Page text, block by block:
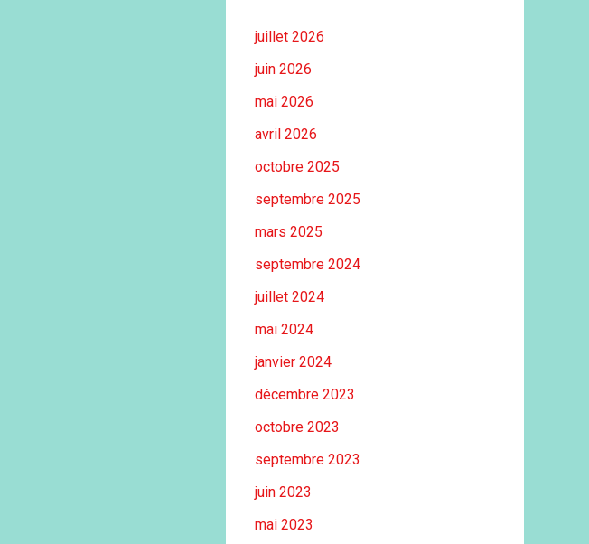
juillet 2026
juin 2026
mai 2026
avril 2026
octobre 2025
septembre 2025
mars 2025
septembre 2024
juillet 2024
mai 2024
janvier 2024
décembre 2023
octobre 2023
septembre 2023
juin 2023
mai 2023